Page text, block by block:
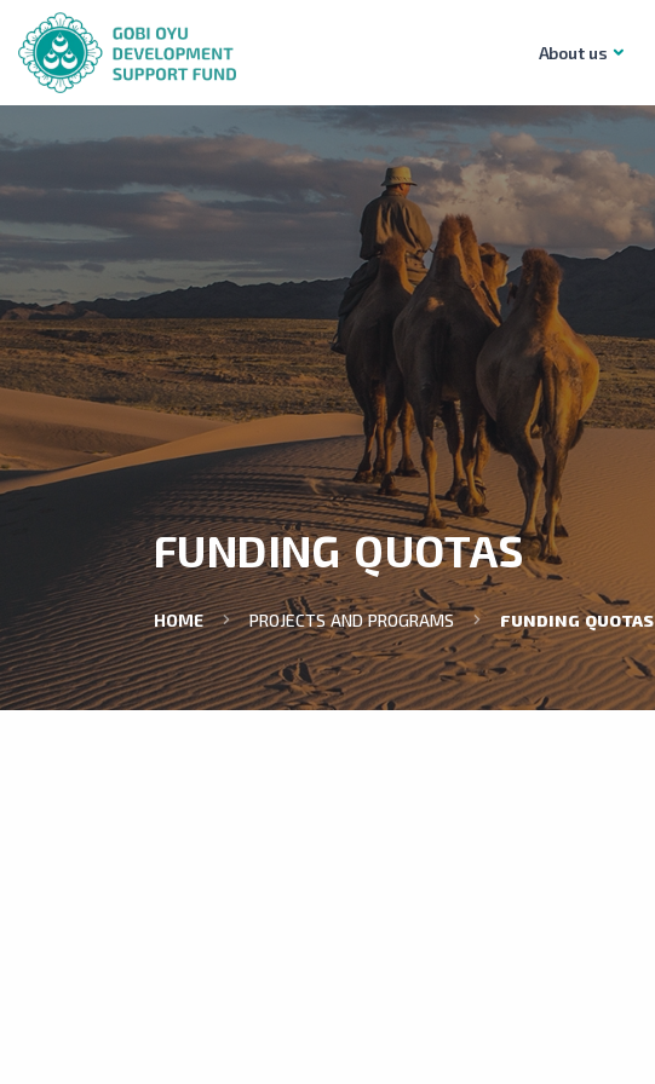
About us
FUNDING QUOTAS
HOME PROJECTS AND PROGRAMS FUNDING QUOTAS